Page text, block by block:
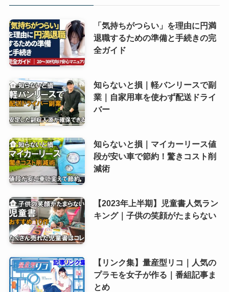
「気持ちがつらい」を理由に円満
退職するための準備と手続きの完
全ガイド
知らないと損｜軽バンリースで副
業｜自家用車を使わず配送ドライ
バー
知らないと損｜マイカーリース値
段が安い車で節約！驚きコスト削
減術
【2023年上半期】児童書人気ラン
キング｜子供の笑顔がたまらない
【リンク集】量産型リコ｜人気の
プラモを女子が作る｜番組記事ま
とめ